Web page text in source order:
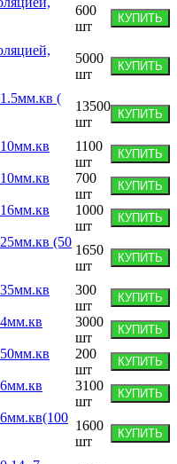
600
шт
КУПИТЬ
5000
шт
КУПИТЬ
(
13500
шт
КУПИТЬ
1100
шт
КУПИТЬ
700
шт
КУПИТЬ
1000
шт
КУПИТЬ
(50
1650
шт
КУПИТЬ
300
шт
КУПИТЬ
3000
шт
КУПИТЬ
200
шт
КУПИТЬ
3100
шт
КУПИТЬ
1600
шт
КУПИТЬ